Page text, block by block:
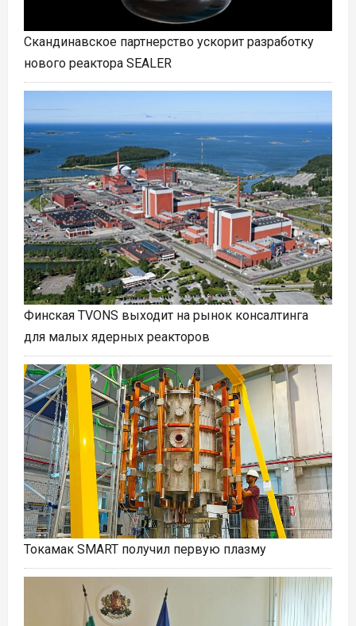
Скандинавское партнерство ускорит разработку
нового реактора SEALER
Финская TVONS выходит на рынок консалтинга
для малых ядерных реакторов
Токамак SMART получил первую плазму